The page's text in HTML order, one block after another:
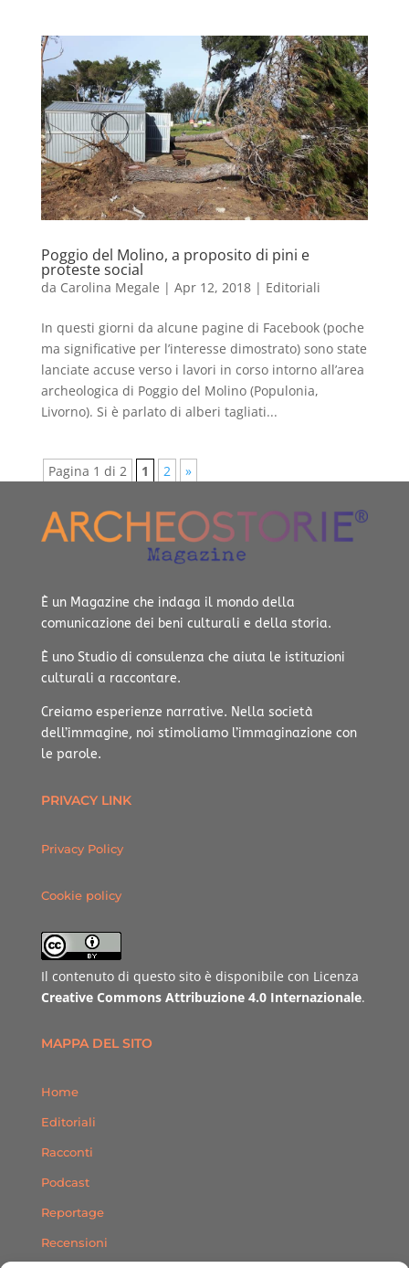
Poggio del Molino, a proposito di pini e
proteste social
da Carolina Megale | Apr 12, 2018| Editoriali
In questi giorni da alcune pagine di Facebook (poche
ma significative per l’interesse dimostrato) sono state
lanciate accuse verso i lavori in corso intorno all’area
archeologica di Poggio del Molino (Populonia,
Livorno). Si è parlato di alberi tagliati...
Pagina 1 di 2 1 2 »
È un Magazine che indaga il mondo della
comunicazione dei beni culturali e della storia.
È uno Studio di consulenza che aiuta le istituzioni
culturali a raccontare.
Creiamo esperienze narrative. Nella società
dell’immagine, noi stimoliamo l’immaginazione con
le parole.
PRIVACY LINK
Privacy Policy
Cookie policy
Il contenuto di questo sito è disponibile con Licenza
Creative Commons Attribuzione 4.0 Internazionale.
MAPPA DEL SITO
Home
Editoriali
Racconti
Podcast
Reportage
Recensioni